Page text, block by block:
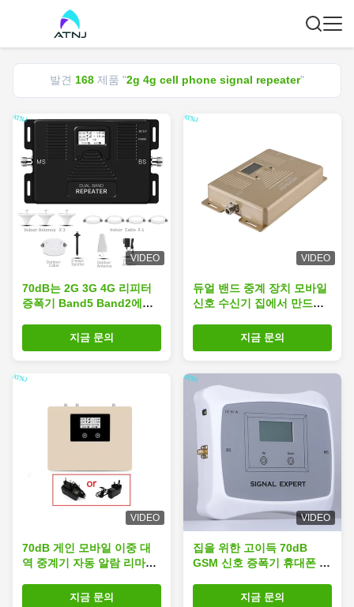
발견 168 제품 "2g 4g cell phone signal repeater"
VIDEO
70dB는 2G 3G 4G 리피터
증폭기 Band5 Band2에게
지금 문의
VIDEO
듀얼 밴드 중계 장치 모바일
신호 수신기 집에서 만드는
지금 문의
VIDEO
70dB 게인 모바일 이중 대
역 중계기 자동 알람 리마인
지금 문의
VIDEO
집을 위한 고이득 70dB
GSM 신호 증폭기 휴대폰 증
지금 문의